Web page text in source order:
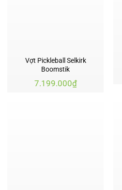
Vợt Pickleball Selkirk
Boomstik
7.199.000₫